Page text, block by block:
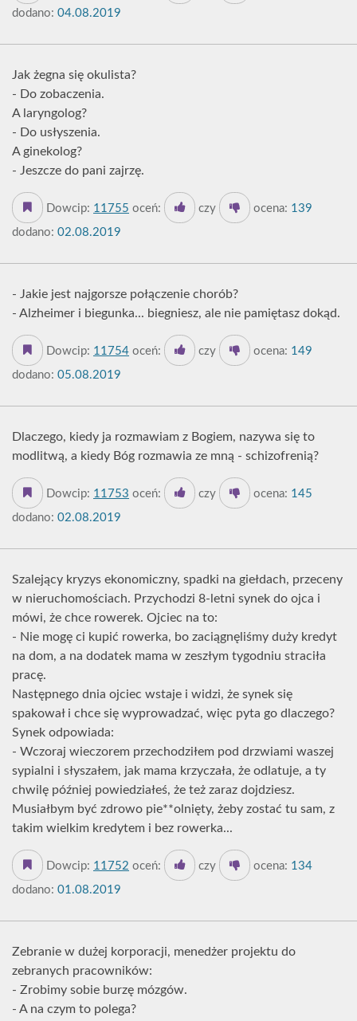
dodano: 04.08.2019
Jak żegna się okulista?
- Do zobaczenia.
A laryngolog?
- Do usłyszenia.
A ginekolog?
- Jeszcze do pani zajrzę.
Dowcip: 11755 oceń: czy ocena: 139
dodano: 02.08.2019
- Jakie jest najgorsze połączenie chorób?
- Alzheimer i biegunka... biegniesz, ale nie pamiętasz dokąd.
Dowcip: 11754 oceń: czy ocena: 149
dodano: 05.08.2019
Dlaczego, kiedy ja rozmawiam z Bogiem, nazywa się to
modlitwą, a kiedy Bóg rozmawia ze mną - schizofrenią?
Dowcip: 11753 oceń: czy ocena: 145
dodano: 02.08.2019
Szalejący kryzys ekonomiczny, spadki na giełdach, przeceny
w nieruchomościach. Przychodzi 8-letni synek do ojca i
mówi, że chce rowerek. Ojciec na to:
- Nie mogę ci kupić rowerka, bo zaciągnęliśmy duży kredyt
na dom, a na dodatek mama w zeszłym tygodniu straciła
pracę.
Następnego dnia ojciec wstaje i widzi, że synek się
spakował i chce się wyprowadzać, więc pyta go dlaczego?
Synek odpowiada:
- Wczoraj wieczorem przechodziłem pod drzwiami waszej
sypialni i słyszałem, jak mama krzyczała, że odlatuje, a ty
chwilę później powiedziałeś, że też zaraz dojdziesz.
Musiałbym być zdrowo pie**olnięty, żeby zostać tu sam, z
takim wielkim kredytem i bez rowerka...
Dowcip: 11752 oceń: czy ocena: 134
dodano: 01.08.2019
Zebranie w dużej korporacji, menedżer projektu do
zebranych pracowników:
- Zrobimy sobie burzę mózgów.
- A na czym to polega?